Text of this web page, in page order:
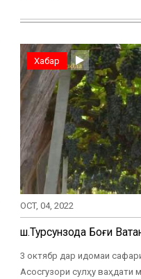
Хабар
OCT, 04, 2022
ш.Турсунзода Боғи
3 октябр дар идомаи
Асосгузори сулҳу